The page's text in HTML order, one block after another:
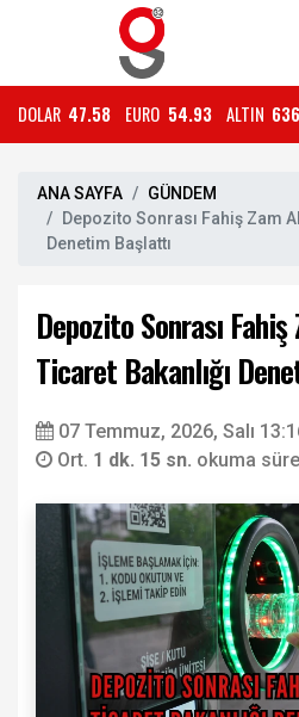
DOLAR 47.58 EURO 54.93 ALTIN
ANA SAYFA
GÜNDEM
Depozito Sonrası Fahiş Zam
Denetim Başlattı
Depozito Sonrası Fahiş
Ticaret Bakanlığı
07 Temmuz, 2026, Salı
Ort. 1 dk. 15 sn. okuma